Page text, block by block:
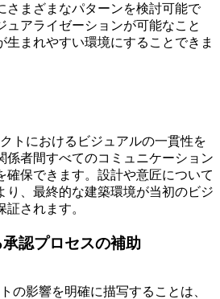
さまざまなパターンを検討可能で
ュアライゼーションが可能なこと
生まれやすい環境にすることできま
トにおけるビジュアルの一貫性を
係者間すべてのコミュニケーション
確保できます。設計や意匠について
り、最終的な建築環境が当初のビジ
されます。
認プロセスの補助
の影響を明確に描写することは、